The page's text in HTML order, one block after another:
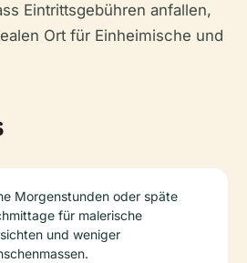
Eintrittsgebühren anfallen,
Ort für Einheimische und
Morgenstunden oder späte
für malerische
und weniger